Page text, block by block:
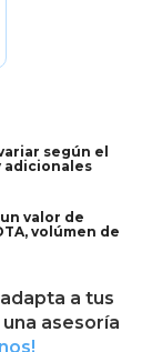
según el
adicionales
valor de
volúmen de
a tus
asesoría